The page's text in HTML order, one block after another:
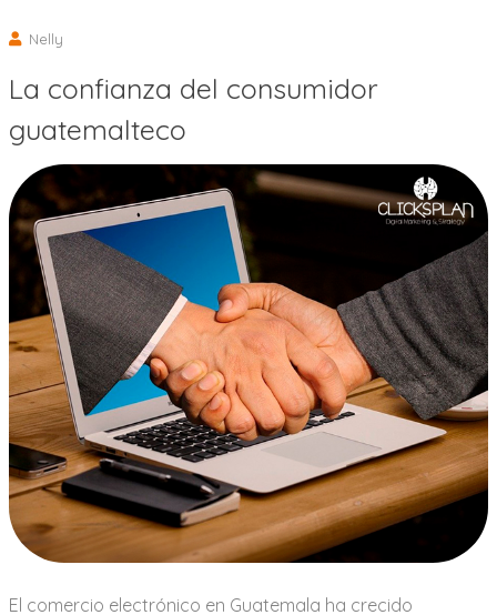
Nelly
La confianza del consumidor
guatemalteco
El comercio electrónico en Guatemala ha crecido